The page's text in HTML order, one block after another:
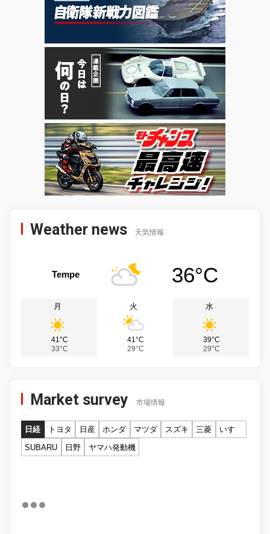
Weather news 天気情報
Tempe 36°C
月
41°C
33°C
火
41°C
29°C
水
39°C
29°C
Market survey 市場情報
日経 トヨタ 日産 ホンダ マツダ スズキ 三菱
いすゞ
SUBARU
日野 ヤマハ発動機